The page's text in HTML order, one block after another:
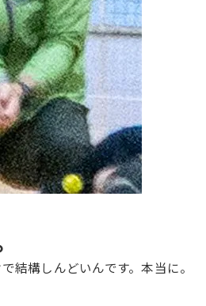
結構しんどいんです。本当に。